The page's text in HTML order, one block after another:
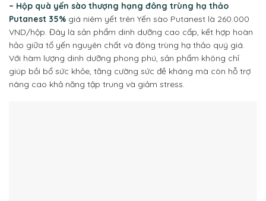
– Hộp quà yến sào thượng hạng đông trùng hạ thảo
Putanest 35% giá niêm yết trên Yến sào Putanest là 260.000
VND/hộp. Đây là sản phẩm dinh dưỡng cao cấp, kết hợp hoàn
hảo giữa tổ yến nguyên chất và đông trùng hạ thảo quý giá.
Với hàm lượng dinh dưỡng phong phú, sản phẩm không chỉ
giúp bồi bổ sức khỏe, tăng cường sức đề kháng mà còn hỗ trợ
nâng cao khả năng tập trung và giảm stress.